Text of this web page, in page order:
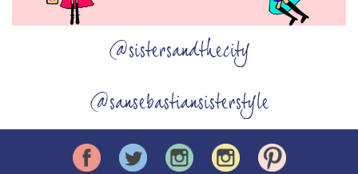
@sistersandthecity
@sansebastiansisterstyle